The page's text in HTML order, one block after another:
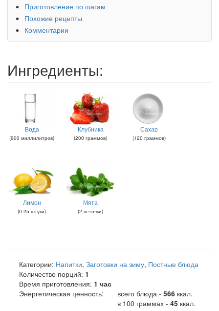
Приготовление по шагам
Похожие рецепты
Комментарии
Ингредиенты:
Вода
(900 миллилитров)
Клубника
(200 граммов)
Сахар
(120 граммов)
Лимон
(0.25 штуки)
Мята
(2 веточки)
Категории: Напитки, Заготовки на зиму, Постные блюда
Количество порций: 1
Время приготовления: 1 час
Энергетическая ценность:
всего блюда - 566 ккал.
в 100 граммах - 45 ккал.